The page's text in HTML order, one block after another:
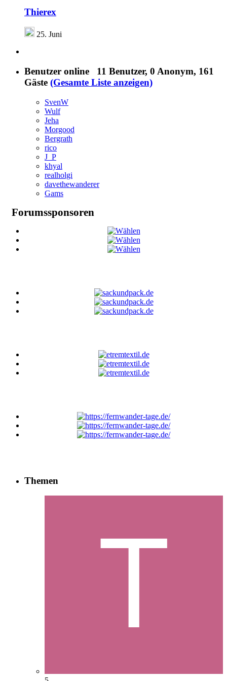
Thierex
25. Juni
Benutzer online 11 Benutzer, 0 Anonym, 161
Gäste (Gesamte Liste anzeigen)
SvenW
Wulf
Jeha
Morgood
Bergrath
rico
J_P
khyal
realholgi
davethewanderer
Gams
Forumssponsoren
Themen